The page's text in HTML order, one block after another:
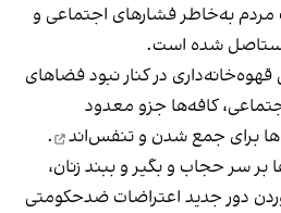
به‌خاطر فشارهای اجتماعی و
شده است.
در کنار نبود فضاهای
کافه‌ها جزو معدود
برای جمع شدن و تنفس‌اند
.
بر سر حجاب و بگیر و ببند زنان،
دور جدید اعتراضات ضدحکومتی